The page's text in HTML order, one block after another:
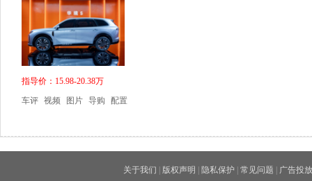
指导价：15.98-20.38万
车评 视频 图片 导购 配置
关于我们 版权声明 隐私保护 常见问题
广告投放